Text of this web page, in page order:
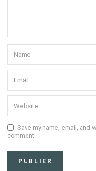
Save my name, email, and
comment.